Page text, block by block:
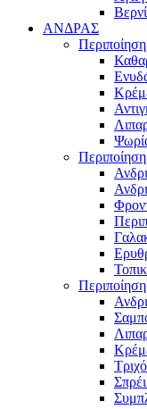
ΑΝΔΡΑΣ